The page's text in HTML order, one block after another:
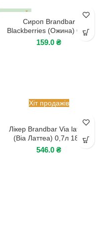
ВІДСУТНІЙ
Сироп Brandbar
Blackberries (Ожина) 0,7л
159.0 ₴
Хіт продажів
Лікер Brandbar Via lattea
(Віа Латтеа) 0,7л 18%
546.0 ₴